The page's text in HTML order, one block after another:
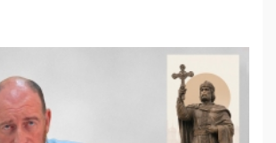
ИИТО ЮНЕСКО в России, но
продолжают определять
граждан: Минцифры намерено